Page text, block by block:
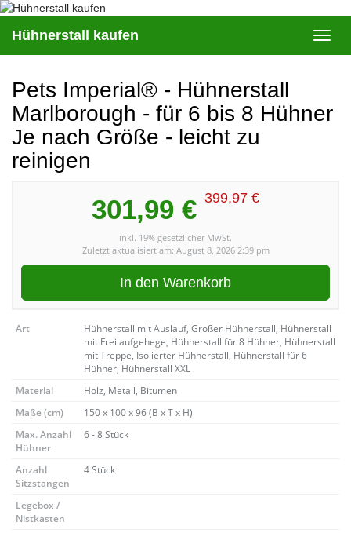
Skip
main
content
Hühnerstall kaufen
Pets Imperial® - Hühnerstall
Marlborough - für 6 bis 8 Hühner
Je nach Größe - leicht zu
reinigen
301,99 € 399,97 €
inkl. 19% gesetzlicher MwSt.
Zuletzt aktualisiert am: August 8, 2026 2:39 pm
In den Warenkorb
Art
Hühnerstall mit Auslauf, Großer Hühnerstall, Hühnerstall
mit Freilaufgehege, Hühnerstall für 8 Hühner, Hühnerstall
mit Treppe, Isolierter Hühnerstall, Hühnerstall für 6
Hühner, Hühnerstall XXL
Material
Holz, Metall, Bitumen
Maße (cm)
150 x 100 x 96 (B x T x H)
Max. Anzahl
Hühner
6 - 8 Stück
Anzahl
Sitzstangen
4 Stück
Legebox /
Nistkasten